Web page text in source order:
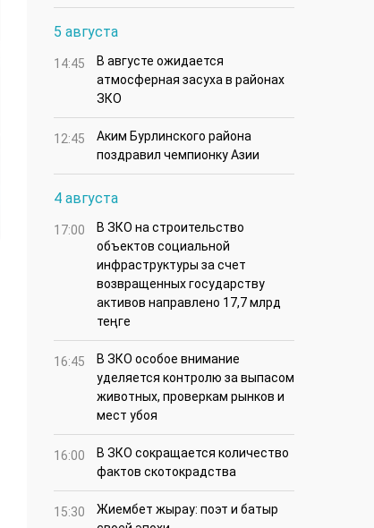
5 августа
14:45
В августе ожидается
атмосферная засуха в районах
ЗКО
12:45
Аким Бурлинского района
поздравил чемпионку Азии
4 августа
17:00
В ЗКО на строительство
объектов социальной
инфраструктуры за счет
возвращенных государству
активов направлено 17,7 млрд
теңге
16:45
В ЗКО особое внимание
уделяется контролю за выпасом
животных, проверкам рынков и
мест убоя
16:00
В ЗКО сокращается количество
фактов скотокрадства
15:30
Жиембет жырау: поэт и батыр